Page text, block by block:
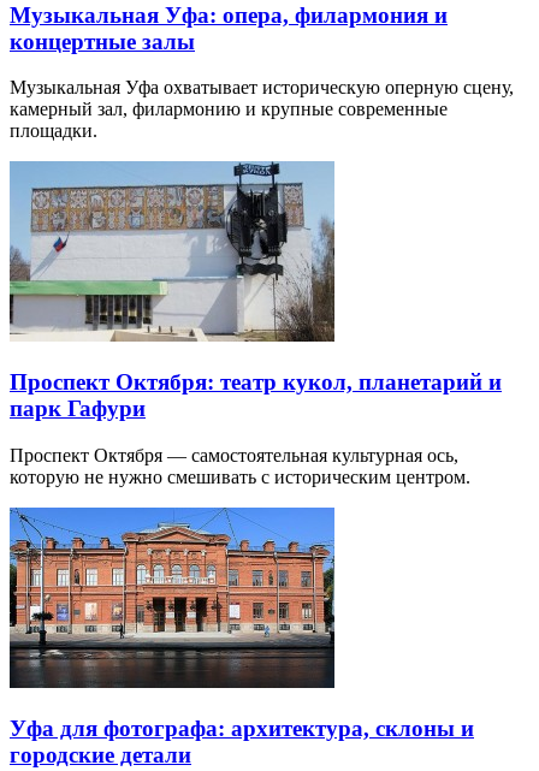
Музыкальная Уфа: опера, филармония и
концертные залы
Музыкальная Уфа охватывает историческую оперную сцену,
камерный зал, филармонию и крупные современные
площадки.
Проспект Октября: театр кукол, планетарий и
парк Гафури
Проспект Октября — самостоятельная культурная ось,
которую не нужно смешивать с историческим центром.
Уфа для фотографа: архитектура, склоны и
городские детали